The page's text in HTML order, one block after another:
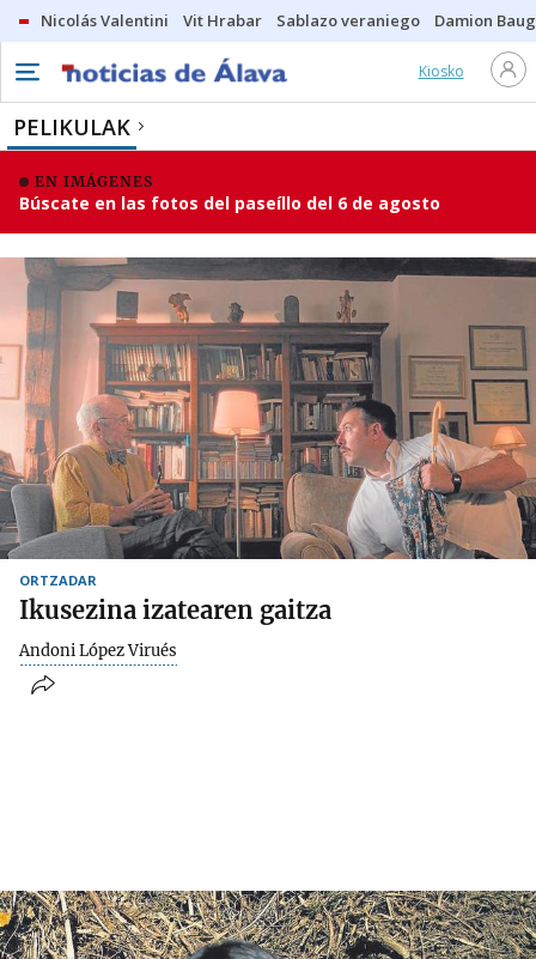
Nicolás Valentini Vit Hrabar Sablazo veraniego Damion
Kiosko
PELIKULAK
EN IMÁGENES
Búscate en las fotos del paseíllo del 6 de agosto
ORTZADAR
Ikusezina izatearen gaitza
Andoni López Virués